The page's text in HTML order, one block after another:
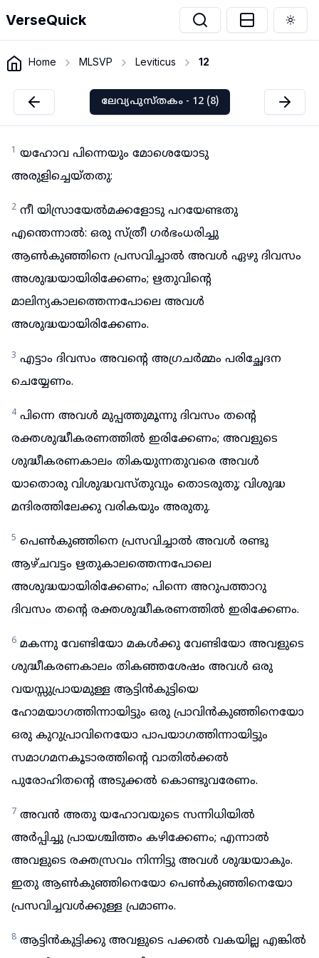
VerseQuick
Home MLSVP Leviticus 12
ലേവ്യപുസ്തകം - 12 (8)
1 യഹോവ പിന്നെയും മോശെയോടു
അരുളിച്ചെയ്തതു:
2 നീ യിസ്രായേൽമക്കളോടു പറയേണ്ടതു
എന്തെന്നാൽ: ഒരു സ്ത്രീ ഗർഭംധരിച്ചു
ആൺകുഞ്ഞിനെ പ്രസവിച്ചാൽ അവൾ ഏഴു ദിവസം
അശുദ്ധയായിരിക്കേണം; ഋതുവിന്റെ
മാലിന്യകാലത്തെന്നപോലെ അവൾ
അശുദ്ധയായിരിക്കേണം.
3 എട്ടാം ദിവസം അവന്റെ അഗ്രചർമ്മം പരിച്ഛേദന
ചെയ്യേണം.
4 പിന്നെ അവൾ മുപ്പത്തുമൂന്നു ദിവസം തന്റെ
രക്തശുദ്ധീകരണത്തിൽ ഇരിക്കേണം; അവളുടെ
ശുദ്ധീകരണകാലം തികയുന്നതുവരെ അവൾ
യാതൊരു വിശുദ്ധവസ്തുവും തൊടരുതു; വിശുദ്ധ
മന്ദിരത്തിലേക്കു വരികയും അരുതു.
5 പെൺകുഞ്ഞിനെ പ്രസവിച്ചാൽ അവൾ രണ്ടു
ആഴ്ചവട്ടം ഋതുകാലത്തെന്നപോലെ
അശുദ്ധയായിരിക്കേണം; പിന്നെ അറുപത്താറു
ദിവസം തന്റെ രക്തശുദ്ധീകരണത്തിൽ ഇരിക്കേണം.
6 മകന്നു വേണ്ടിയോ മകൾക്കു വേണ്ടിയോ അവളുടെ
ശുദ്ധീകരണകാലം തികഞ്ഞശേഷം അവൾ ഒരു
വയസ്സുപ്രായമുള്ള ആട്ടിൻകുട്ടിയെ
ഹോമയാഗത്തിന്നായിട്ടും ഒരു പ്രാവിൻകുഞ്ഞിനെയോ
ഒരു കുറുപ്രാവിനെയോ പാപയാഗത്തിന്നായിട്ടും
സമാഗമനകൂടാരത്തിന്റെ വാതിൽക്കൽ
പുരോഹിതന്റെ അടുക്കൽ കൊണ്ടുവരേണം.
7 അവൻ അതു യഹോവയുടെ സന്നിധിയിൽ
അർപ്പിച്ചു പ്രായശ്ചിത്തം കഴിക്കേണം; എന്നാൽ
അവളുടെ രക്തസ്രവം നിന്നിട്ടു അവൾ ശുദ്ധയാകും.
ഇതു ആൺകുഞ്ഞിനെയോ പെൺകുഞ്ഞിനെയോ
പ്രസവിച്ചവൾക്കുള്ള പ്രമാണം.
8 ആട്ടിൻകുട്ടിക്കു അവളുടെ പക്കൽ വകയില്ല എങ്കിൽ